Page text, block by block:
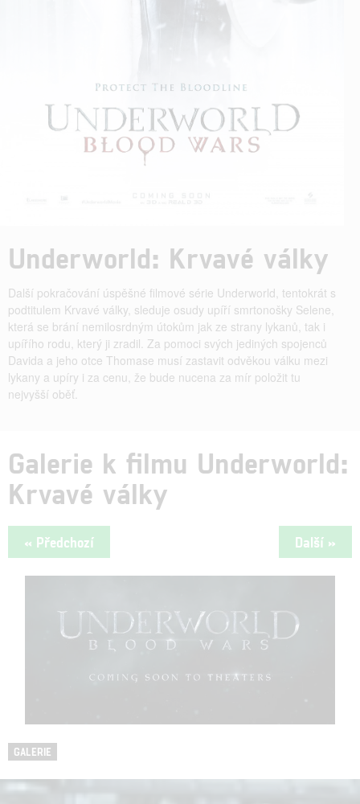
Underworld: Krvavé války
Další pokračování úspěšné filmové série Underworld, tentokrát s
podtitulem Krvavé války, sleduje osudy upíří smrtonošky Selene,
která se brání nemilosrdným útokům jak ze strany lykanů, tak i
upířího rodu, který ji zradil. Za pomoci svých jediných spojenců
Davida a jeho otce Thomase musí zastavit odvěkou válku mezi
lykany a upíry i za cenu, že bude nucena za mír položit tu
nejvyšší oběť.
Galerie k filmu Underworld:
Krvavé války
« Předchozí Další »
GALERIE